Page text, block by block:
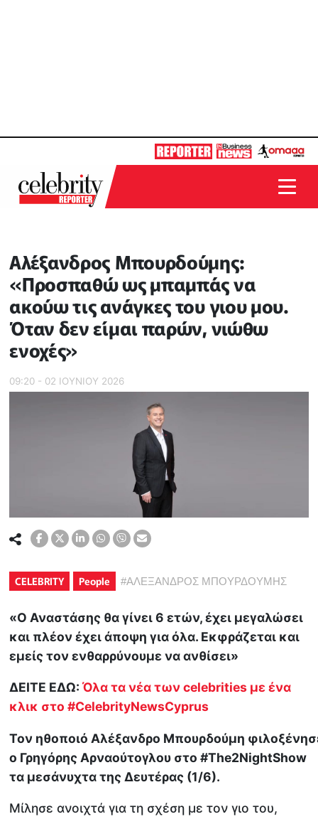
Αλέξανδρος Μπουρδούμης:
«Προσπαθώ ως μπαμπάς να
ακούω τις ανάγκες του γιου μου.
Όταν δεν είμαι παρών, νιώθω
ενοχές»
09:20 - 02 ΙΟΥΝΙΟΥ 2026
CELEBRITY People #ΑΛΕΞΑΝΔΡΟΣ ΜΠΟΥΡΔΟΥΜΗΣ
«Ο Αναστάσης θα γίνει 6 ετών, έχει μεγαλώσει
και πλέον έχει άποψη για όλα. Εκφράζεται και
εμείς τον ενθαρρύνουμε να ανθίσει»
ΔΕΙΤΕ ΕΔΩ:Όλα τα νέα των celebrities με ένα
κλικ στο #CelebrityNewsCyprus
Τον ηθοποιό Αλέξανδρο Μπουρδούμη
ο Γρηγόρης Αρναούτογλου στο #The2NightShow
τα μεσάνυχτα της Δευτέρας (1/6).
Μίλησε ανοιχτά για τη σχέση με τον γιο του,